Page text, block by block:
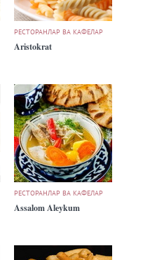
РЕСТОРАНЛАР ВА КАФЕЛАР
Aristokrat
РЕСТОРАНЛАР ВА КАФЕЛАР
Assalom Aleykum